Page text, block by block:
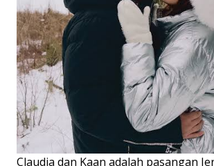
Claudia dan Kaan adalah pasangan